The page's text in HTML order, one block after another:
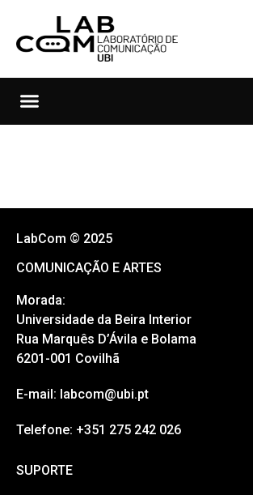
LabCom © 2025
COMUNICAÇÃO E ARTES
Morada:
Universidade da Beira Interior
Rua Marquês D’Ávila e Bolama
6201-001 Covilhã
E-mail: labcom@ubi.pt
Telefone: +351 275 242 026
SUPORTE